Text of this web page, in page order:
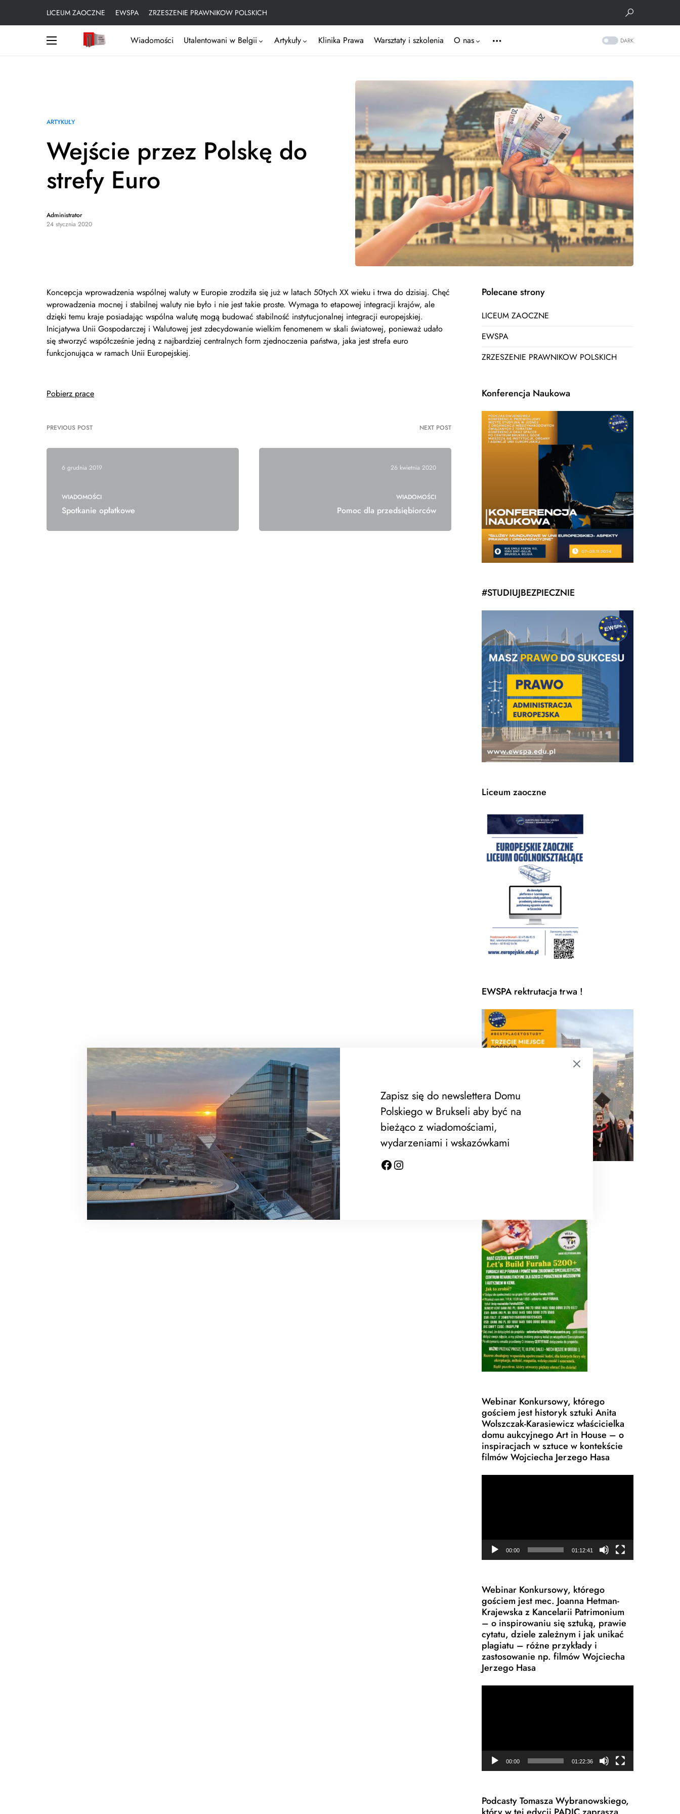
LICEUM ZAOCZNE EWSPA ZRZESZENIE PRAWNIKOW POLSKICH
Wiadomości Utalentowani w Belgii Artykuły Klinika Prawa Warsztaty i szkolenia O nas DARK
ARTYKUŁY
Wejście przez Polskę do
strefy Euro
Administrator
24 stycznia 2020
Koncepcja wprowadzenia wspólnej waluty w Europie zrodziła się już w latach 50tych XX wieku i trwa do dzisiaj. Chęć
wprowadzenia mocnej i stabilnej waluty nie było i nie jest takie proste. Wymaga to etapowej integracji krajów, ale
dzięki temu kraje posiadając wspólna walutę mogą budować stabilność instytucjonalnej integracji europejskiej.
Inicjatywa Unii Gospodarczej i Walutowej jest zdecydowanie wielkim fenomenem w skali światowej, ponieważ udało
się stworzyć współcześnie jedną z najbardziej centralnych form zjednoczenia państwa, jaka jest strefa euro
funkcjonująca w ramach Unii Europejskiej.
Pobierz prace
PREVIOUS POST
6 grudnia 2019
WIADOMOŚCI
Spotkanie opłatkowe
NEXT POST
26 kwietnia 2020
WIADOMOŚCI
Pomoc dla przedsiębiorców
Polecane strony
LICEUM ZAOCZNE
EWSPA
ZRZESZENIE PRAWNIKOW POLSKICH
Konferencja Naukowa
#STUDIUJBEZPIECZNIE
Liceum zaoczne
EWSPA rektrutacja trwa !
Webinar Konkursowy, którego
gościem jest historyk sztuki Anita
Wolszczak-Karasiewicz właścicielka
domu aukcyjnego Art in House – o
inspiracjach w sztuce w kontekście
filmów Wojciecha Jerzego Hasa
00:00 01:12:41
Webinar Konkursowy, którego
gościem jest mec. Joanna Hetman-
Krajewska z Kancelarii Patrimonium
– o inspirowaniu się sztuką, prawie
cytatu, dziele zależnym i jak unikać
plagiatu – różne przykłady i
zastosowanie np. filmów Wojciecha
Jerzego Hasa
00:00 01:22:36
Podcasty Tomasza Wybranowskiego,
Zapisz się do newslettera Domu
Polskiego w Brukseli aby być na
bieżąco z wiadomościami,
wydarzeniami i wskazówkami